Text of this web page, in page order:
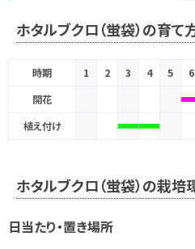
ホタルブクロ（蛍袋）の育て
時期 1 2 3 4 5 6
開花
植え付け
ホタルブクロ（蛍袋）の栽培
日当たり・置き場所